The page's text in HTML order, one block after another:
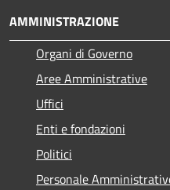
AMMINISTRAZIONE
Organi di Governo
Aree Amministrative
Uffici
Enti e fondazioni
Politici
Personale